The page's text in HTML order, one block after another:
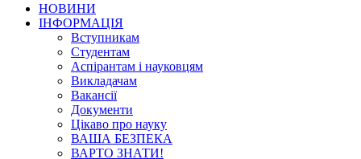
НОВИНИ
ІНФОРМАЦІЯ
Вступникам
Студентам
Аспірантам і науковцям
Викладачам
Вакансії
Документи
Цікаво про науку
ВАША БЕЗПЕКА
ВАРТО ЗНАТИ!